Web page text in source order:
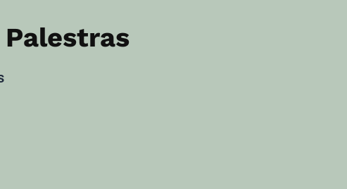
Palestras